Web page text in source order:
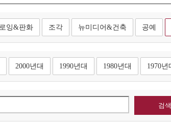
잉&판화 조각 뉴미디어&건축 공예
2000년대 1990년대 1980년대 1970년